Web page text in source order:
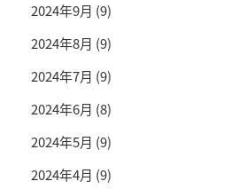
2024年9月 (9)
2024年8月 (9)
2024年7月 (9)
2024年6月 (8)
2024年5月 (9)
2024年4月 (9)